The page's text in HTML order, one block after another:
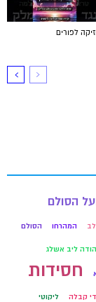
לפורים
הסולם
המהרחו הסולם
ליב אשלג
חסידות
קבלה ליקוטי